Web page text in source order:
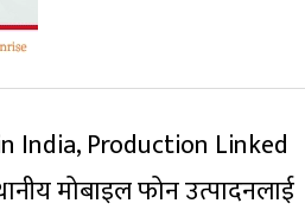
India, Production Linked
मोबाइल फोन उत्पादनलाई